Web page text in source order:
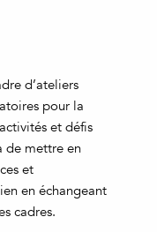
d’ateliers
pour la
et défis
de mettre en
et
en échangeant
cadres.